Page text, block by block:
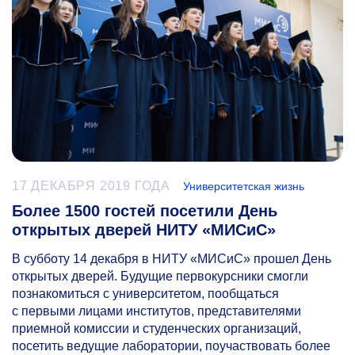
17 ДЕКАБРЯ 2019 ГОДА Университетская жизнь
Более 1500 гостей посетили День
открытых дверей НИТУ «МИСиС»
В субботу 14 декабря в НИТУ «МИСиС» прошел День
открытых дверей. Будущие первокурсники смогли
познакомиться с университетом, пообщаться
с первыми лицами институтов, представителями
приемной комиссии и студенческих организаций,
посетить ведущие лаборатории, поучаствовать более